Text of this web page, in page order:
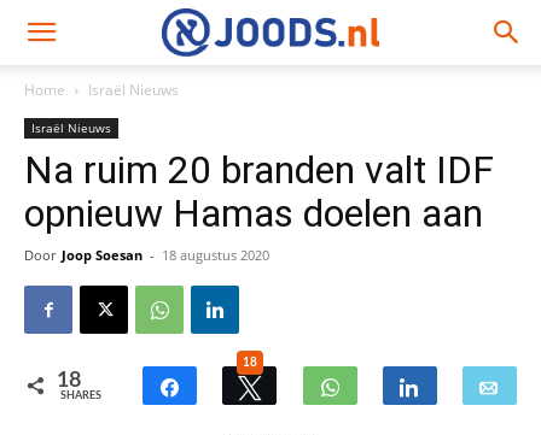
Home Israël Nieuws
Israël Nieuws
Na ruim 20 branden valt IDF
opnieuw Hamas doelen aan
Door Joop Soesan - 18 augustus 2020
18
SHARES
18